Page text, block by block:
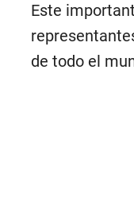
Este
de todo el